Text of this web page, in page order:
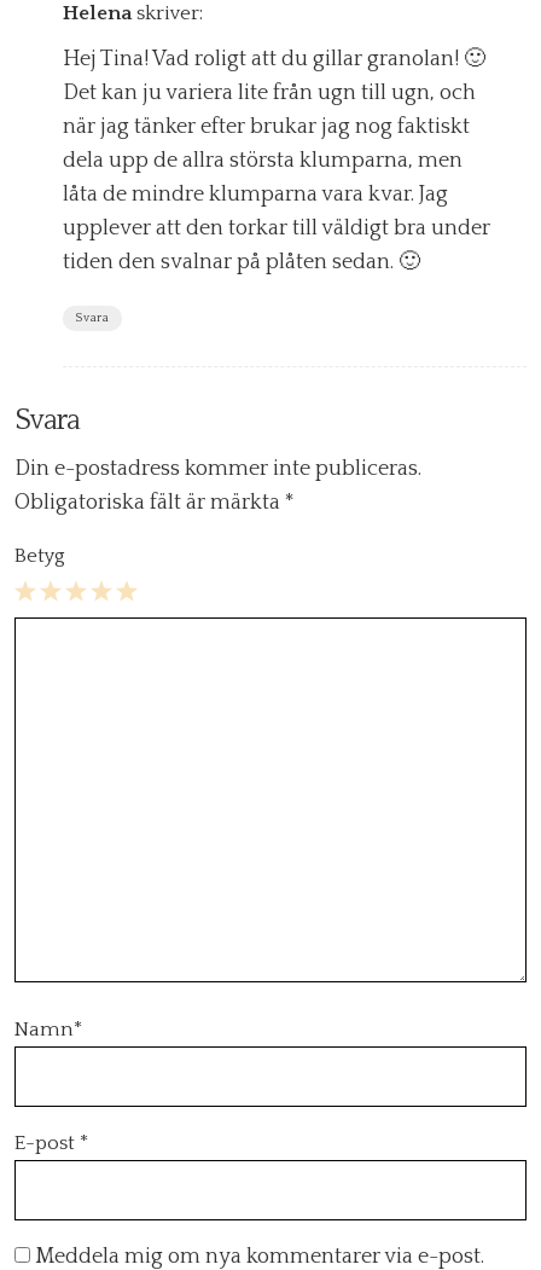
Helena skriver:
Hej Tina! Vad roligt att du gillar granolan! 🙂
Det kan ju variera lite från ugn till ugn, och
när jag tänker efter brukar jag nog faktiskt
dela upp de allra största klumparna, men
låta de mindre klumparna vara kvar. Jag
upplever att den torkar till väldigt bra under
tiden den svalnar på plåten sedan. 🙂
Svara
Svara
Din e-postadress kommer inte publiceras.
Obligatoriska fält är märkta *
Betyg
5
4
3
2
1
Namn*
E-post *
Meddela mig om nya kommentarer via e-post.